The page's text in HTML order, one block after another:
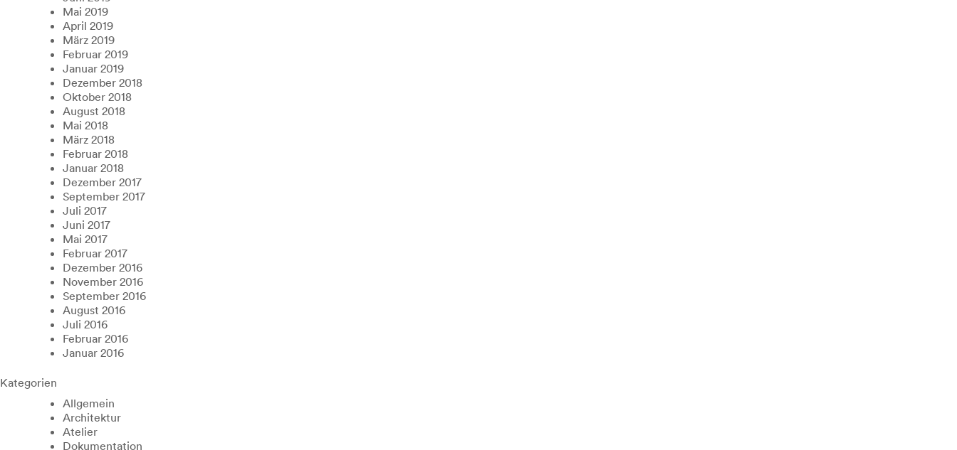
Mai 2019
April 2019
März 2019
Februar 2019
Januar 2019
Dezember 2018
Oktober 2018
August 2018
Mai 2018
März 2018
Februar 2018
Januar 2018
Dezember 2017
September 2017
Juli 2017
Juni 2017
Mai 2017
Februar 2017
Dezember 2016
November 2016
September 2016
August 2016
Juli 2016
Februar 2016
Januar 2016
Kategorien
Allgemein
Architektur
Atelier
Dokumentation